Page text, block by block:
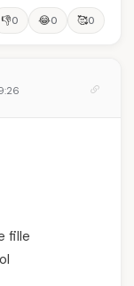
👎0 😂0 🥰0
fille